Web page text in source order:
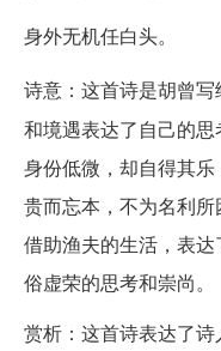
身外无机任白头。
诗意：这首诗是胡曾写
和境遇表达了自己的
身份低微，却自得其
贵而忘本，不为名利
借助渔夫的生活，表
俗虚荣的思考和崇尚。
赏析：这首诗表达了